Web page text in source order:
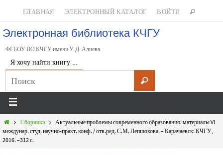
ГЛАВНАЯ ЭЛЕКТРОННЫЙ КАТАЛОГ ВОЙТИ
Электронная библиотека КЧГУ
ФГБОУ ВО КЧГУ имени У.Д. Алиева
Я хочу найти книгу …
Сборники
Актуальные проблемы современного образования: материалы VI
междунар. студ. научно-практ. конф. / отв.ред. С.М. Лепшокова. – Карачаевск: КЧГУ,
2016. –312 с.